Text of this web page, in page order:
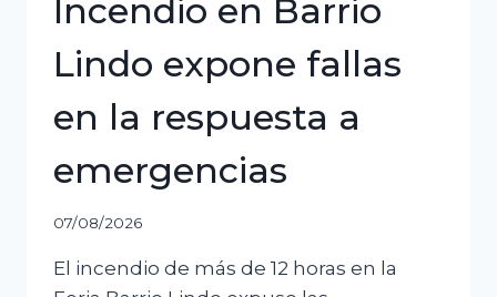
Incendio en Barrio
Lindo expone fallas
en la respuesta a
emergencias
07/08/2026
El incendio de más de 12 horas en la